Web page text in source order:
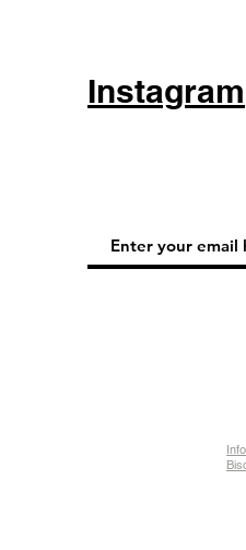
Instagram